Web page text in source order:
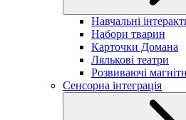
Навчальні
Набори тварин
Карточки Домана
Лялькові театри
Розвиваючі
Сенсорна інтеграція